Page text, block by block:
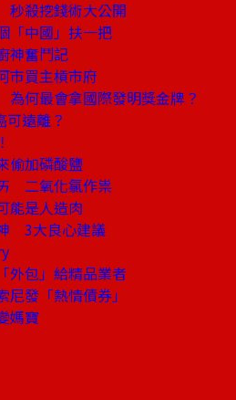
殺挖錢術大公開
中國」扶一把
神奮鬥記
市買主槓市府
何最會拿國際發明獎金牌？
遠離？
偷加磷酸鹽
二氧化氯作祟
能是人造肉
3大良心建議
包」給精品業者
發「熱情債券」
媽寶